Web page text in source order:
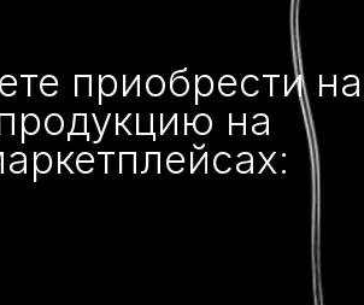
приобрести
на